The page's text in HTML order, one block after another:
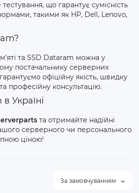
що гарантує сумісність
такими як HP, Dell, Lenovo,
та SSD Dataram можна у
постачальнику серверних
офіційну якість, швидку
професійну консультацію.
Україні
та отримайте надійні
серверного чи персонального
ціною!
За замовчуванням